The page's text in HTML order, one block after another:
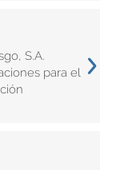
S.A.
para el